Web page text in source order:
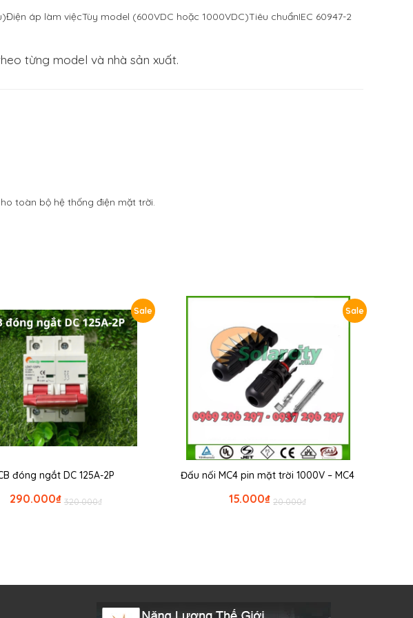
áp làm việcTùy model (600VDC hoặc 1000VDC)Tiêu chuẩnIEC 60947-2
từng model và nhà sản xuất.
toàn bộ hệ thống điện mặt trời.
Sale
đóng ngắt DC 125A-2P
₫
320.000
₫
290.000
Sale
Đấu nối MC4 pin mặt trời 1000V – MC4
₫
20.000
₫
15.000